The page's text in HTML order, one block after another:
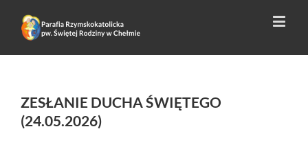
ZESŁANIE DUCHA ŚWIĘTEGO
(24.05.2026)